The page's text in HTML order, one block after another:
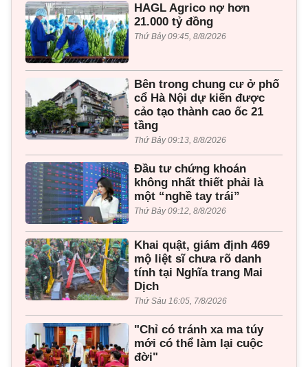
HAGL Agrico nợ hơn
21.000 tỷ đồng
Thứ Bảy 09:45, 8/8/2026
Bên trong chung cư ở phố
cổ Hà Nội dự kiến được
cảo tạo thành cao ốc 21
tầng
Thứ Bảy 09:13, 8/8/2026
Đầu tư chứng khoán
không nhất thiết phải là
một “nghề tay trái”
Thứ Bảy 09:12, 8/8/2026
Khai quật, giám định 469
mộ liệt sĩ chưa rõ danh
tính tại Nghĩa trang Mai
Dịch
Thứ Sáu 16:05, 7/8/2026
"Chỉ có tránh xa ma túy
mới có thể làm lại cuộc
đời"